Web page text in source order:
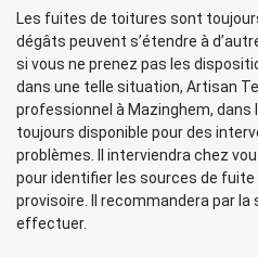
Les fuites de toitures sont
dégâts peuvent s’étendre à
si vous ne prenez pas les
dans une telle situation, Artisan
professionnel à Mazinghem, dans
toujours disponible pour des
problèmes. Il interviendra chez
pour identifier les sources de
provisoire. Il recommandera par
effectuer.